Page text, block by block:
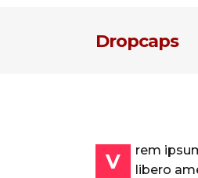
Dropcaps
V
rem
libero